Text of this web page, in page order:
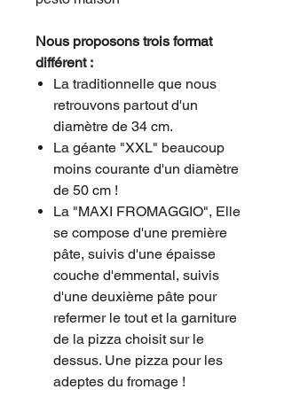
Nous proposons trois format
différent :
La traditionnelle que nous
retrouvons partout d'un
diamètre de 34 cm.
La géante "XXL" beaucoup
moins courante d'un diamètre
de 50 cm !
La "MAXI FROMAGGIO", Elle
se compose d'une première
pâte, suivis d'une épaisse
couche d'emmental, suivis
d'une deuxième pâte pour
refermer le tout et la garniture
de la pizza choisit sur le
dessus. Une pizza pour les
adeptes du fromage !